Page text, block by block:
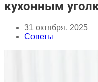
кухонным
31 октября, 2025
Советы